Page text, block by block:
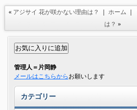
« アジサイ 花が咲かない理由は？ ｜ ホーム ｜
は？ »
管理人＝片岡静
メールはこちらから お願いします
カテゴリー